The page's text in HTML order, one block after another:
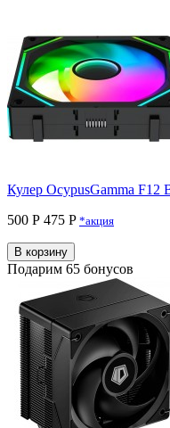
Кулер OcypusGamma
500 Р 475 P *акция
В корзину
Подарим 65 бонусов